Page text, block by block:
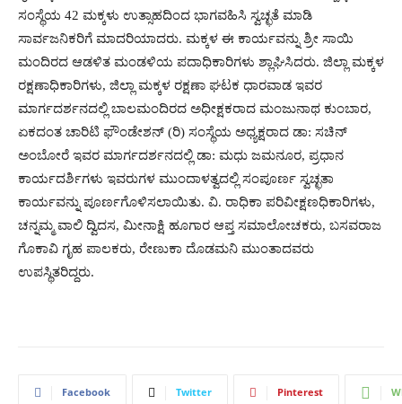
ಸಂಸ್ಥೆಯ 42 ಮಕ್ಕಳು ಉತ್ಸಾಹದಿಂದ ಭಾಗವಹಿಸಿ ಸ್ವಚ್ಛತೆ ಮಾಡಿ
ಸಾರ್ವಜನಿಕರಿಗೆ ಮಾದರಿಯಾದರು. ಮಕ್ಕಳ ಈ ಕಾರ್ಯವನ್ನು ಶ್ರೀ ಸಾಯಿ
ಮಂದಿರದ ಆಡಳಿತ ಮಂಡಳಿಯ ಪದಾಧಿಕಾರಿಗಳು ಶ್ಲಾಘಿಸಿದರು. ಜಿಲ್ಲಾ ಮಕ್ಕಳ
ರಕ್ಷಣಾಧಿಕಾರಿಗಳು, ಜಿಲ್ಲಾ ಮಕ್ಕಳ ರಕ್ಷಣಾ ಘಟಕ ಧಾರವಾಡ ಇವರ
ಮಾರ್ಗದರ್ಶನದಲ್ಲಿ ಬಾಲಮಂದಿರದ ಅಧೀಕ್ಷಕರಾದ ಮಂಜುನಾಥ ಕುಂಬಾರ,
ಏಕದಂತ ಚಾರಿಟಿ ಫೌಂಡೇಶನ್ (ರಿ) ಸಂಸ್ಥೆಯ ಅಧ್ಯಕ್ಷರಾದ ಡಾ: ಸಚಿನ್
ಅಂಬೋರೆ ಇವರ ಮಾರ್ಗದರ್ಶನದಲ್ಲಿ ಡಾ: ಮಧು ಜಮನೂರ, ಪ್ರಧಾನ
ಕಾರ್ಯದರ್ಶಿಗಳು ಇವರುಗಳ ಮುಂದಾಳತ್ವದಲ್ಲಿ ಸಂಪೂರ್ಣ ಸ್ವಚ್ಛತಾ
ಕಾರ್ಯವನ್ನು ಪೂರ್ಣಗೊಳಿಸಲಾಯಿತು. ವಿ. ರಾಧಿಕಾ ಪರಿವೀಕ್ಷಣಧಿಕಾರಿಗಳು,
ಚನ್ನಮ್ಮ ವಾಲಿ ದ್ವಿದಸ, ಮೀನಾಕ್ಷಿ ಹೂಗಾರ ಆಪ್ತ ಸಮಾಲೋಚಕರು, ಬಸವರಾಜ
ಗೊಕಾವಿ ಗೃಹ ಪಾಲಕರು, ರೇಣುಕಾ ದೊಡಮನಿ ಮುಂತಾದವರು
ಉಪಸ್ಥಿತರಿದ್ದರು.
Facebook Twitter Pinterest